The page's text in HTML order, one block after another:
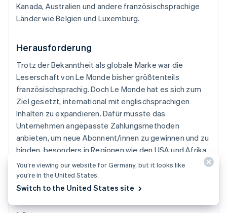
Kanada, Australien und andere französischsprachige
Länder wie Belgien und Luxemburg.
Herausforderung
Trotz der Bekanntheit als globale Marke war die
Leserschaft vonLe Monde bisher größtenteils
französischsprachig. DochLe Monde hat es sich zum
Ziel gesetzt, international mit englischsprachigen
Inhalten zu expandieren. Dafür musste das
Unternehmen angepasste Zahlungsmethoden
anbieten, um neue Abonnent/innen zu gewinnen und zu
binden, besonders in Regionen wie den USA und Afrika.
Le Mondemusste außerdem das Zahlungserlebnis so
verbessern, dass es die PSD2-Auflagen effizient
erfüllt.
You’re viewing our website for Germany, but it looks like
you’re in the United States.
Switch to the United States site